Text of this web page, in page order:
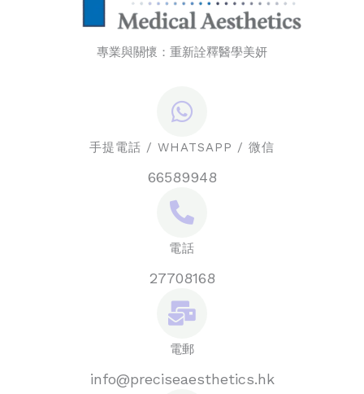
專業與關懷：重新詮釋醫學美妍
手提電話 / WHATSAPP / 微信
66589948
電話
27708168
電郵
info@preciseaesthetics.hk